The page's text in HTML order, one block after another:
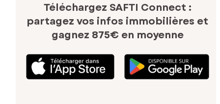
Téléchargez SAFTI Connect :
partagez vos infos immobilières et
gagnez 875€ en moyenne